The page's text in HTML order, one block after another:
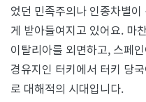
었던 민족주의나 인종차별
게 받아들여지고 있어요. 마
이탈리아를 외면하고, 스페
경유지인 터키에서 터키 당
로 대해적의 시대입니다.